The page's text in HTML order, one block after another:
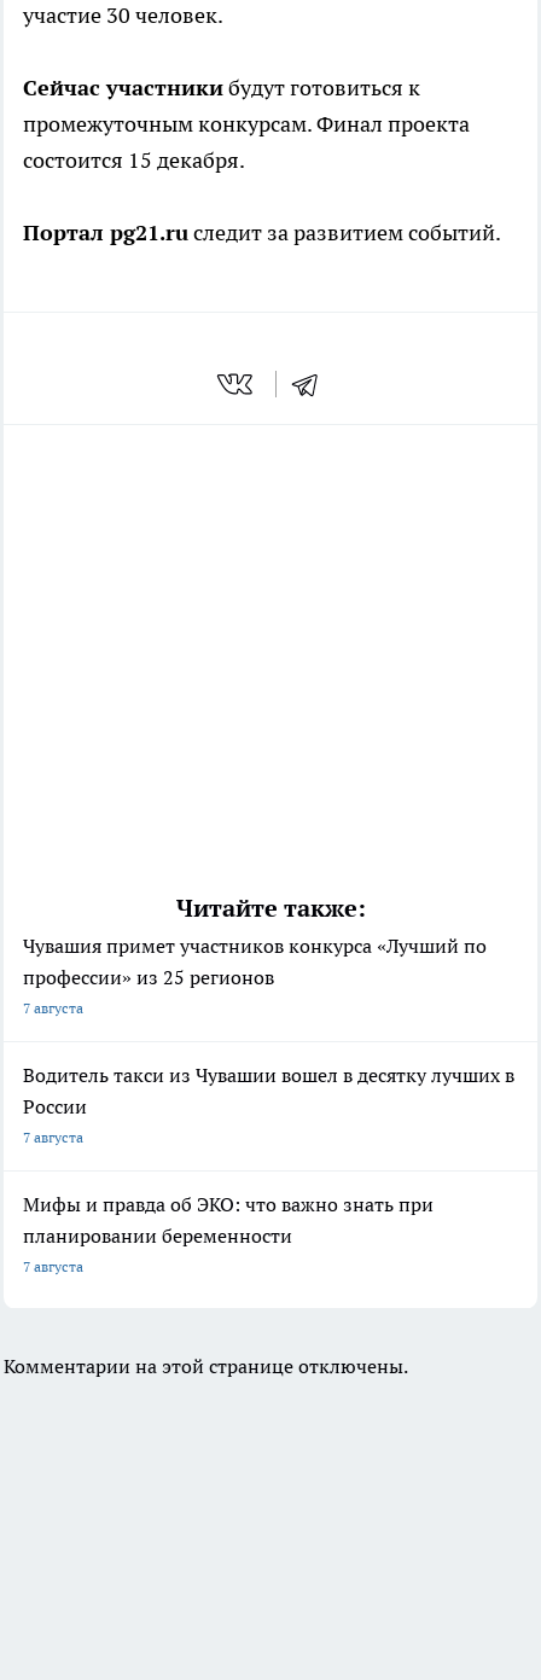
участие 30 человек.
Сейчас участникибудут готовиться к
промежуточным конкурсам. Финал проекта
состоится 15 декабря.
Портал pg21.ruследит за развитием событий.
Читайте также:
Чувашия примет участников конкурса «Лучший по
профессии» из 25 регионов
7 августа
Водитель такси из Чувашии вошел в десятку лучших в
России
7 августа
Мифы и правда об ЭКО: что важно знать при
планировании беременности
7 августа
Комментарии на этой странице отключены.